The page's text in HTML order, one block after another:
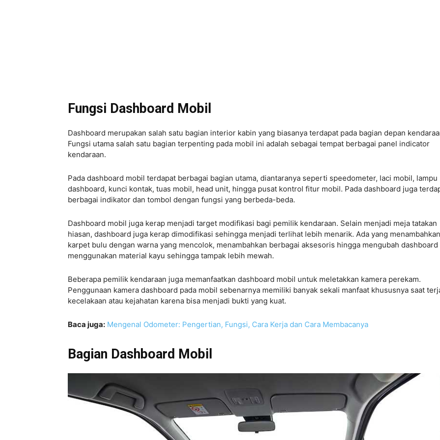
Fungsi Dashboard Mobil
Dashboard merupakan salah satu bagian interior kabin yang biasanya terdapat pada bagian depan
Fungsi utama salah satu bagian terpenting pada mobil ini adalah sebagai tempat berbagai panel indicator
kendaraan.
Pada dashboard mobil terdapat berbagai bagian utama, diantaranya seperti speedometer, laci mobil, lampu
dashboard, kunci kontak, tuas mobil, head unit, hingga pusat kontrol fitur mobil. Pada dashboard juga
berbagai indikator dan tombol dengan fungsi yang berbeda-beda.
Dashboard mobil juga kerap menjadi target modifikasi bagi pemilik kendaraan. Selain menjadi meja tatakan
hiasan, dashboard juga kerap dimodifikasi sehingga menjadi terlihat lebih menarik. Ada yang menambahkan
karpet bulu dengan warna yang mencolok, menambahkan berbagai aksesoris hingga mengubah dashboard
menggunakan material kayu sehingga tampak lebih mewah.
Beberapa pemilik kendaraan juga memanfaatkan dashboard mobil untuk meletakkan kamera perekam.
Penggunaan kamera dashboard pada mobil sebenarnya memiliki banyak sekali manfaat khususnya saat
kecelakaan atau kejahatan karena bisa menjadi bukti yang kuat.
Baca juga: Mengenal Odometer: Pengertian, Fungsi, Cara Kerja dan Cara Membacanya
Bagian Dashboard Mobil